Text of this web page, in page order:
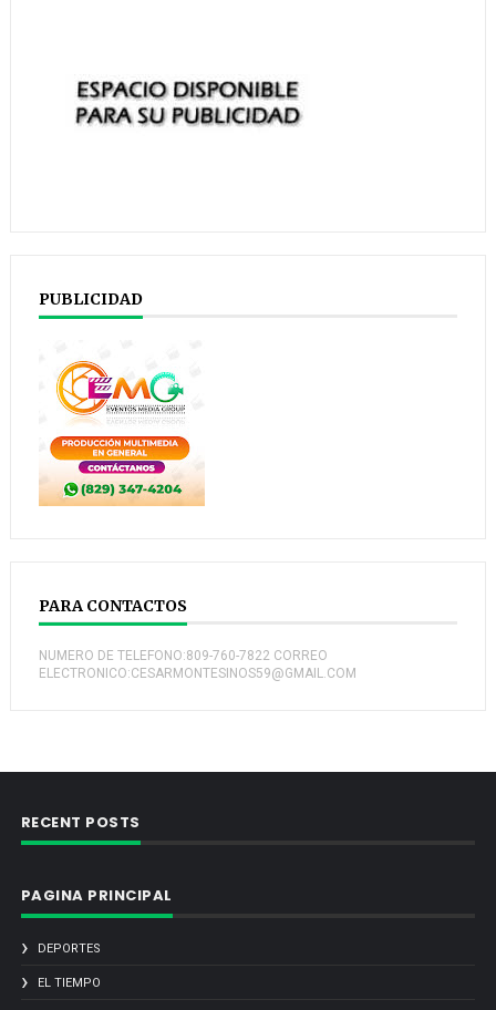
PUBLICIDAD
PARA CONTACTOS
NUMERO DE TELEFONO:809-760-7822 CORREO
ELECTRONICO:CESARMONTESINOS59@GMAIL.COM
RECENT POSTS
PAGINA PRINCIPAL
DEPORTES
EL TIEMPO